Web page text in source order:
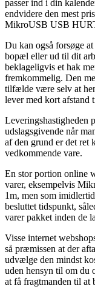
passer ind i din
endvidere den mest
MikroUSB USB
Du kan også forsøge
bopæl eller ud til dit
beklageligvis et hak
fremkommelig. Den
tilfælde være selv at
lever med kort afstand
Leveringshastigheden
udslagsgivende når
af den grund er det ret
vedkommende vare.
En stor portion online
varer, eksempelvis
1m, men som
besluttet tidspunkt,
varer pakket inden de
Visse internet
så præmissen at der
udvælge den mindst
uden hensyn til om du
at få fragtmanden til at